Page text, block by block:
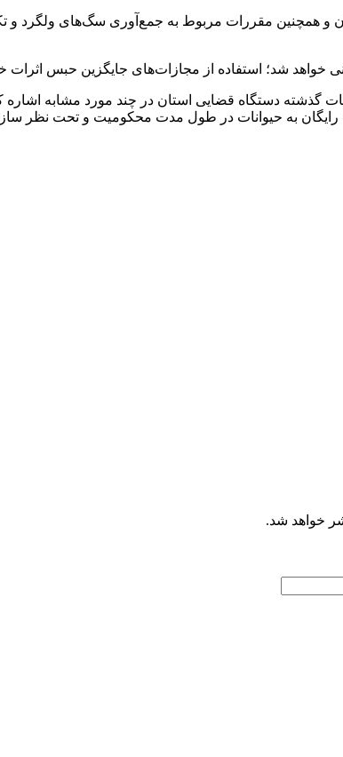
و همچنین مقررات مربوط به جمع‌آوری سگ‌های ولگرد و
شد؛ استفاده از مجازات‌های جایگزین حبس اثرات
گذشته دستگاه قضایی استان در چند مورد مشابه اشاره
به حیوانات در طول مدت محکومیت و تحت نظر
خواهد شد.